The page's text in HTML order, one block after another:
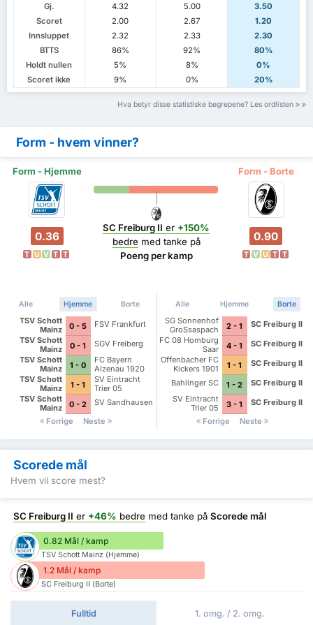
Gj.
4.32 5.00
3.50
Scoret
2.00 2.67
1.20
Innsluppet
2.32 2.33
2.30
BTTS
86% 92%
80%
Holdt nullen
5% 8%
0%
Scoret ikke
9% 0% 20%
Hva betyr disse statistiske begrepene? Les ordlisten
Form - hvem vinner?
Form - Hjemme Form - Borte
0.36
T U V T T
SC Freiburg II er +150%
bedremed tanke på
Poeng per kamp
0.90
T V U T T
Alle Hjemme Borte
TSV Schott
Mainz
0 - 5
FSV Frankfurt
TSV Schott
Mainz
0 - 1
SGV Freiberg
TSV Schott
Mainz
1 - 0
FC Bayern
Alzenau 1920
TSV Schott
Mainz
1 - 1
SV Eintracht
Trier 05
TSV Schott
Mainz
0 - 2
SV Sandhausen
Forrige
Neste
Alle Hjemme Borte
SG Sonnenhof
GroSsaspach
2 - 1
SC Freiburg II
FC 08 Homburg
Saar
4 - 1
SC Freiburg II
Offenbacher FC
Kickers 1901
1 - 1
SC Freiburg II
Bahlinger SC
1 - 2
SC Freiburg II
SV Eintracht
Trier 05
3 - 1
SC Freiburg II
Forrige
Neste
Scorede mål
Hvem vil score mest?
SC Freiburg II er +46% bedre med tanke på Scorede mål
0.82 Mål / kamp
TSV Schott Mainz (Hjemme)
1.2 Mål / kamp
SC Freiburg II (Borte)
Fulltid 1. omg. / 2. omg.